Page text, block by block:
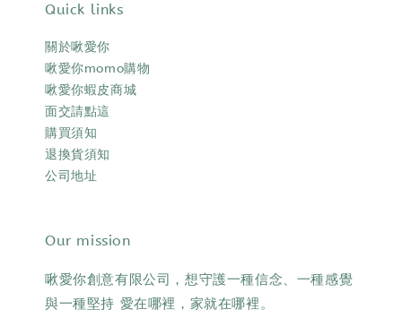
Quick links
關於啾愛你
啾愛你momo購物
啾愛你蝦皮商城
面交請點這
購買須知
退換貨須知
公司地址
Our mission
啾愛你創意有限公司，想守護一種信念、一種感覺
與一種堅持 愛在哪裡，家就在哪裡。